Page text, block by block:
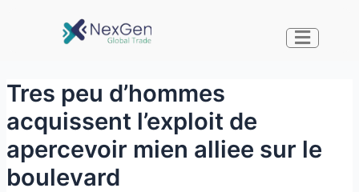
Tres peu d’hommes
acquissent l’exploit de
apercevoir mien alliee sur le
boulevard